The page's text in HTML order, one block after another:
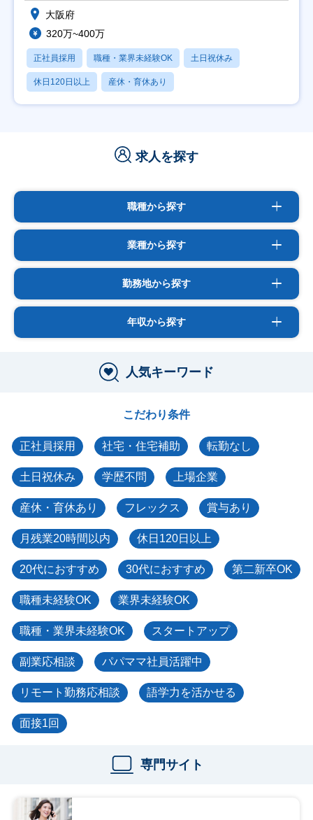
大阪府
320万~400万
正社員採用 職種・業界未経験OK 土日祝休み
休日120日以上 産休・育休あり
求人を探す
職種から探す
業種から探す
勤務地から探す
年収から探す
人気キーワード
こだわり条件
正社員採用 社宅・住宅補助 転勤なし
土日祝休み 学歴不問 上場企業
産休・育休あり フレックス 賞与あり
月残業20時間以内 休日120日以上
20代におすすめ 30代におすすめ 第二新卒OK
職種未経験OK 業界未経験OK
職種・業界未経験OK スタートアップ
副業応相談 パパママ社員活躍中
リモート勤務応相談 語学力を活かせる
面接1回
専門サイト